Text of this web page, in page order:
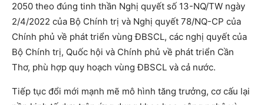
2050 theo đúng tinh thần Nghị quyết số 13-NQ/TW ngày
2/4/2022 của Bộ Chính trị và Nghị quyết 78/NQ-CP của
Chính phủ về phát triển vùng ĐBSCL, các nghị quyết của
Bộ Chính trị, Quốc hội và Chính phủ về phát triển Cần
Thơ, phù hợp quy hoạch vùng ĐBSCL và cả nước.
Tiếp tục đổi mới mạnh mẽ mô hình tăng trưởng, cơ cấu lại